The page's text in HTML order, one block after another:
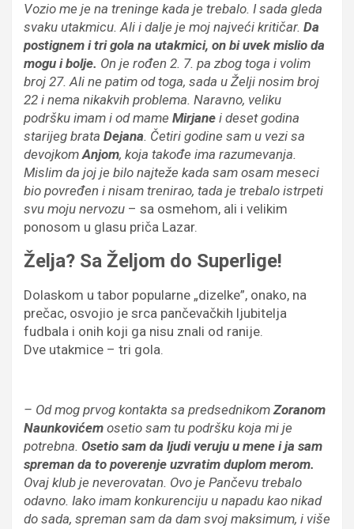
Vozio me je na treninge kada je trebalo. I sada gleda
svaku utakmicu. Ali i dalje je moj najveći kritičar. Da
postignem i tri gola na utakmici, on bi uvek mislio da
mogu i bolje. On je rođen 2. 7. pa zbog toga i volim
broj 27. Ali ne patim od toga, sada u Želji nosim broj
22 i nema nikakvih problema. Naravno, veliku
podršku imam i od mame Mirjane i deset godina
starijeg brata Dejana. Četiri godine sam u vezi sa
devojkomAnjom, koja takođe ima razumevanja.
Mislim da joj je bilo najteže kada sam osam meseci
bio povređen i nisam trenirao, tada je trebalo istrpeti
svu moju nervozu – sa osmehom, ali i velikim
ponosom u glasu priča Lazar.
Želja? Sa Željom do Superlige!
Dolaskom u tabor popularne „dizelke”, onako, na
prečac, osvojio je srca pančevačkih ljubitelja
fudbala i onih koji ga nisu znali od ranije.
Dve utakmice – tri gola.
– Od mog prvog kontakta sa predsednikomZoranom
Naunkovićem osetio sam tu podršku koja mi je
potrebna. Osetio sam da ljudi veruju u mene i ja sam
spreman da to poverenje uzvratim duplom merom.
Ovaj klub je neverovatan. Ovo je Pančevu trebalo
odavno. Iako imam konkurenciju u napadu kao nikad
do sada, spreman sam da dam svoj maksimum, i više